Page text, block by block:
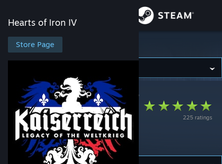
Store
About
Support
Change language
Hearts of Iron IV
Store Page
Hearts of Iron IV
Hearts of Iron IV> Workshop >Mouchi's Workshop
225 ratings
Kaiserreich
Traduction
Francophone